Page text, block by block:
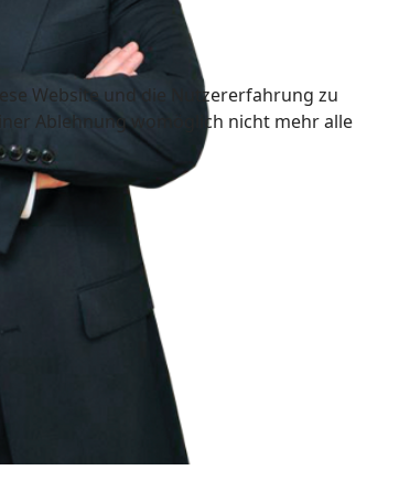
Website und die Nutzererfahrung zu
Ablehnung womöglich nicht mehr alle